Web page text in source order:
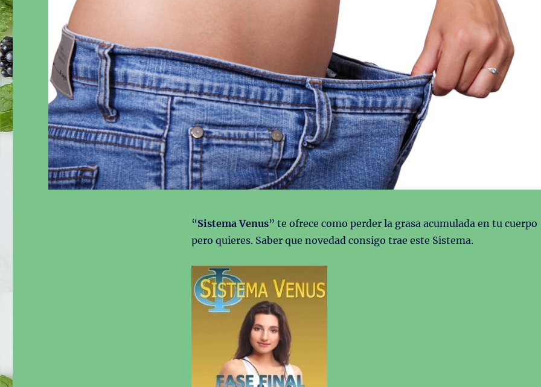
“Sistema Venus” te ofrece como perder la grasa acumulada en tu cuerpo
pero quieres. Saber que novedad consigo trae este Sistema.